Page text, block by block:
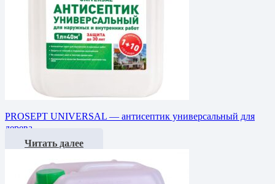
PROSEPT UNIVERSAL — антисептик универсальный для
дерева
Читать далее